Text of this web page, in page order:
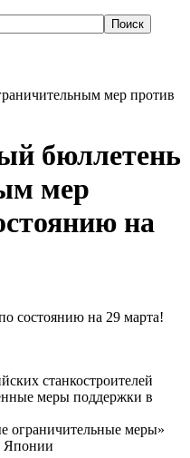
мер против
бюллетень
мер
на
состоянию на 29 марта!
станкостроителей
меры поддержки в
ограничительные меры»
Японии